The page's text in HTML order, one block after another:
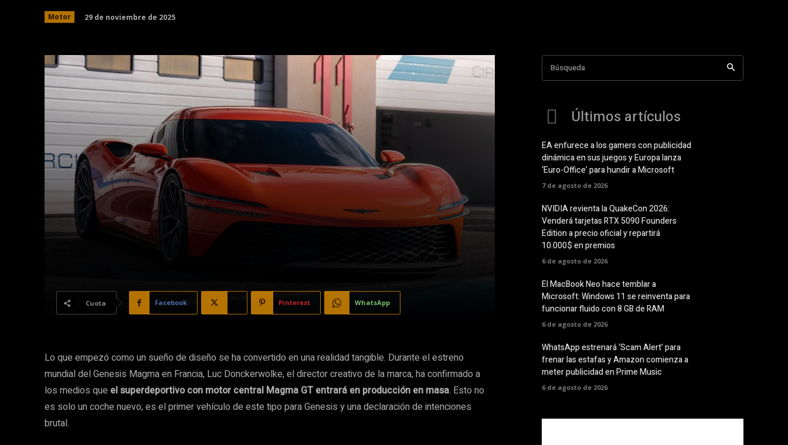
Motor 29 de noviembre de 2025
Cuota Facebook Pinterest WhatsApp
Lo que empezó como un sueño de diseño se ha convertido en una realidad tangible. Durante el estreno
mundial del Genesis Magma en Francia, Luc Donckerwolke, el director creativo de la marca, ha confirmado a
los medios que el superdeportivo con motor central Magma GT entrará en producción en masa. Esto no
es solo un coche nuevo; es el primer vehículo de este tipo para Genesis y una declaración de intenciones
brutal.
Búsqueda
Últimos artículos
EA enfurece a los gamers con publicidad
dinámica en sus juegos y Europa lanza
‘Euro-Office’ para hundir a Microsoft
7 de agosto de 2026
NVIDIA revienta la QuakeCon 2026:
Venderá tarjetas RTX 5090 Founders
Edition a precio oficial y repartirá
10.000$ en premios
6 de agosto de 2026
El MacBook Neo hace temblar a
Microsoft: Windows 11 se reinventa para
funcionar fluido con 8 GB de RAM
6 de agosto de 2026
WhatsApp estrenará ‘Scam Alert’ para
frenar las estafas y Amazon comienza a
meter publicidad en Prime Music
6 de agosto de 2026